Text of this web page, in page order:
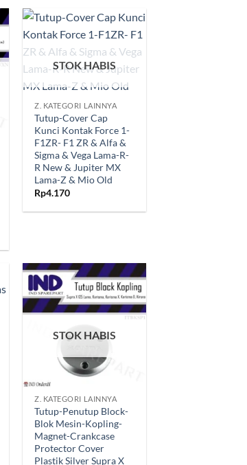
ke Wishlist
STOK HABIS
Z. KATEGORI LAINNYA
Tutup-Cover Cap
Kunci Kontak Force 1-
F1ZR- F1 ZR & Alfa &
Sigma & Vega Lama-R-
R New & Jupiter MX
Lama-Z & Mio Old
Rp4.170
Tambahkan
ke Wishlist
STOK HABIS
Z. KATEGORI LAINNYA
Tutup-Penutup Block-
Blok Mesin-Kopling-
Magnet-Crankcase
Protector Cover
Plastik Silver Supra X